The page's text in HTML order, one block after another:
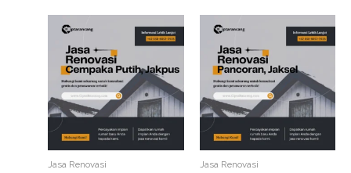
Jasa Renovasi Jasa Renovasi